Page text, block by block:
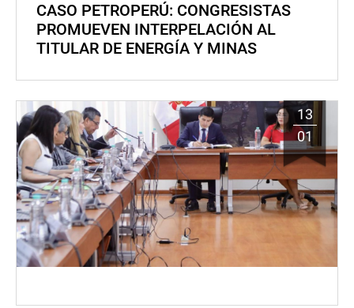
CASO PETROPERÚ: CONGRESISTAS
PROMUEVEN INTERPELACIÓN AL
TITULAR DE ENERGÍA Y MINAS
13
01